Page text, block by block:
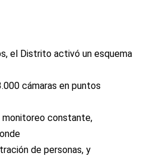
el Distrito activó un esquema
cámaras en puntos
monitoreo constante,
de personas, y